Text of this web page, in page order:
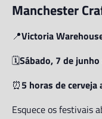
Manchester
📍Victoria
🗓️Sábado, 7 de
⏰5 horas de cerveja
Esquece os festivais